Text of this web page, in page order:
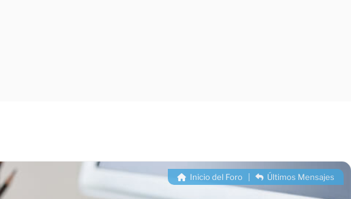
Inicio del Foro Últimos Mensajes